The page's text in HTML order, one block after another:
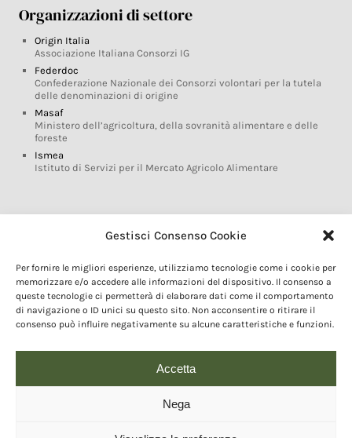
Gestisci Consenso Cookie
Per fornire le migliori esperienze, utilizziamo tecnologie come i cookie per
memorizzare e/o accedere alle informazioni del dispositivo. Il consenso a
queste tecnologie ci permetterà di elaborare dati come il comportamento
di navigazione o ID unici su questo sito. Non acconsentire o ritirare il
consenso può influire negativamente su alcune caratteristiche e funzioni.
Accetta
Nega
Organizzazioni di settore
Origin Italia
Associazione Italiana Consorzi IG
Federdoc
Confederazione Nazionale dei Consorzi volontari per la tutela
delle denominazioni di origine
Masaf
Ministero dell’agricoltura, della sovranità alimentare e delle
foreste
Ismea
Istituto di Servizi per il Mercato Agricolo Alimentare
Glossario DOP IGP
Marchi DOP IGP
Normativa prodotti DOP IGP
Consorzi di Tutela
Farm To Fork e prodotti DOP IGP